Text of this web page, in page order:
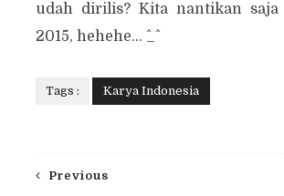
udah dirilis? Kita nantikan saja
2015, hehehe... ^_^
Tags : Karya Indonesia
Previous